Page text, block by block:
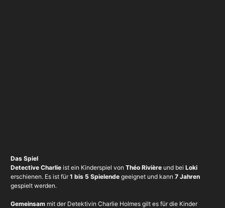
Das Spiel
Detective Charlie ist ein Kinderspiel von Théo Rivièreund bei Loki
erschienen. Es ist für1 bis 5 Spielendegeeignet und kann 7 Jahren
gespielt werden.
Gemeinsammit der Detektivin Charlie Holmes gilt es für die Kinder